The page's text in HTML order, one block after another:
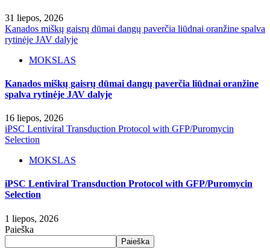
31 liepos, 2026
Kanados miškų gaisrų dūmai dangų paverčia liūdnai oranžine spalva
rytinėje JAV dalyje
MOKSLAS
Kanados miškų gaisrų dūmai dangų paverčia liūdnai oranžine
spalva rytinėje JAV dalyje
16 liepos, 2026
iPSC Lentiviral Transduction Protocol with GFP/Puromycin
Selection
MOKSLAS
iPSC Lentiviral Transduction Protocol with GFP/Puromycin
Selection
1 liepos, 2026
Paieška
Paieška